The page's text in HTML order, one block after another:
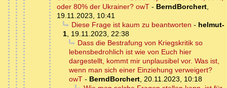
oder 80% der Ukrainer? owT - BerndBorchert,
19.11.2023, 10:41
Diese Frage ist kaum zu beantworten - helmut-
1, 19.11.2023, 22:38
Dass die Bestrafung von Kriegskritik so
lebensbedrohlich ist wie von Euch hier
dargestellt, kommt mir unplausibel vor. Was ist,
wenn man sich einer Einziehung verweigert?
owT - BerndBorchert, 20.11.2023, 10:18